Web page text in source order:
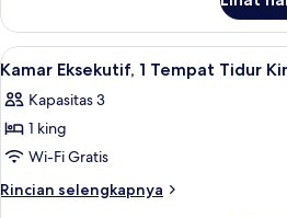
Tidur
King
Kamar
Eksekutif,
1
Tidur
King
Lihat
semua
foto
untuk
Kamar
Eksekutif,
6
Kamar Eksekutif, 1 Tempat Tidur
Kapasitas 3
1 king
Wi-Fi Gratis
Rincian selengkapnya
Rincian